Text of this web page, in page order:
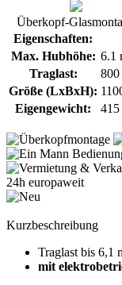
Überkopf-
Eigenschaften:
Max. Hubhöhe: 6.1
Traglast:
Größe (LxBxH):
Eigengewicht:
Kurzbeschreibung
Traglast bis 6,1
mit